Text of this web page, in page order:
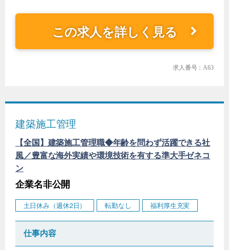
この求人を詳しく見る
求人番号：A63
建築施工管理
【全国】建築施工管理職◆年齢を問わず活躍できる社
風／豊富な海外実績や環境技術を有する準大手ゼネコ
ン
企業名非公開
土日休み（週休2日） 転勤なし 福利厚生充実
仕事内容